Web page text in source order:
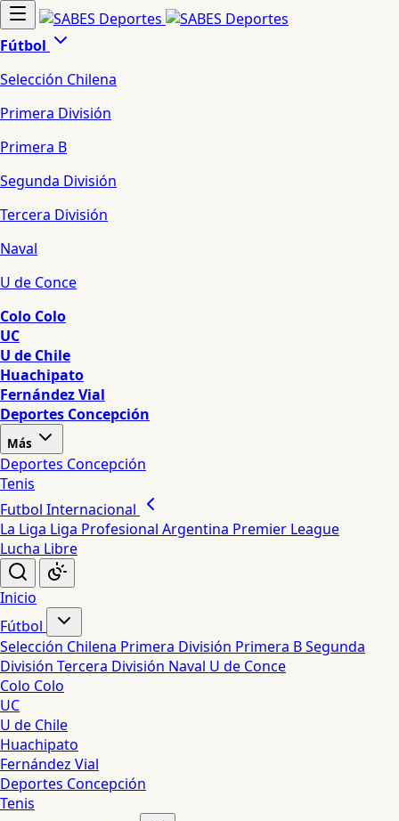
Fútbol
Selección Chilena
Primera División
Primera B
Segunda División
Tercera División
Naval
U de Conce
Colo Colo
UC
U de Chile
Huachipato
Fernández Vial
Deportes Concepción
Más
Deportes Concepción
Tenis
Futbol Internacional
La Liga Liga Profesional Argentina Premier League
Lucha Libre
Inicio
Fútbol
Selección Chilena Primera División Primera BSegunda
División Tercera División Naval U de Conce
Colo Colo
UC
U de Chile
Huachipato
Fernández Vial
Deportes Concepción
Tenis